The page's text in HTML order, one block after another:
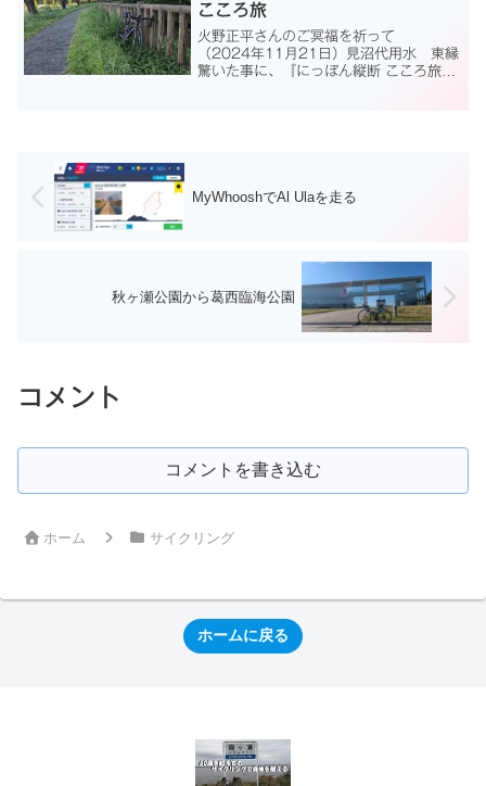
こころ旅
火野正平さんのご冥福を祈って
（2024年11月21日）見沼代用水 東縁
驚いた事に、『にっぽん縦断 こころ旅』
MyWhooshでAl Ulaを走る
秋ヶ瀬公園から葛西臨海公園
コメント
コメントを書き込む
ホーム サイクリング
ホームに戻る